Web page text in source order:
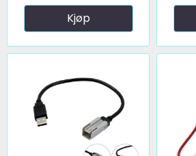
Kjøp